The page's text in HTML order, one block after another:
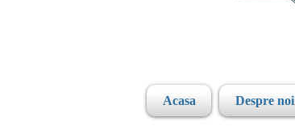
Acasa Despre noi